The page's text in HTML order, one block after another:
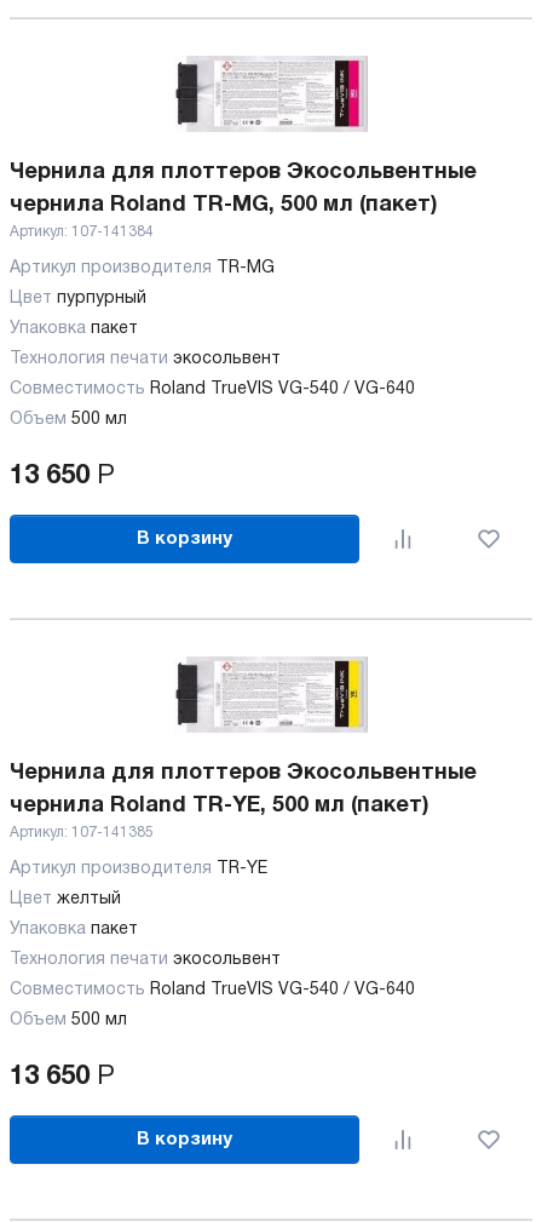
Чернила для плоттеров Экосольвентные
чернила Roland TR-MG, 500 мл (пакет)
Артикул: 107-141384
Артикул производителя
TR-MG
Цвет пурпурный
Упаковка пакет
Технология печати экосольвент
Совместимость Roland TrueVIS VG-540 / VG-640
Объем 500 мл
13 650 Р
В корзину
Чернила для плоттеров Экосольвентные
чернила Roland TR-YE, 500 мл (пакет)
Артикул: 107-141385
Артикул производителя
TR-YE
Цвет желтый
Упаковка пакет
Технология печати экосольвент
Совместимость Roland TrueVIS VG-540 / VG-640
Объем 500 мл
13 650 Р
В корзину